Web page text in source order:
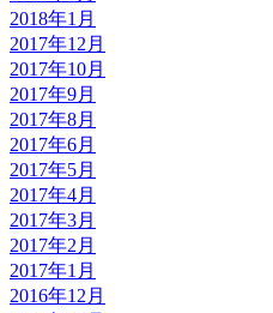
2018年1月
2017年12月
2017年10月
2017年9月
2017年8月
2017年6月
2017年5月
2017年4月
2017年3月
2017年2月
2017年1月
2016年12月